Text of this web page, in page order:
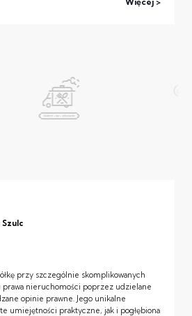
przy szczególnie skomplikowanych
prawa nieruchomości poprzez udzielane
opinie prawne. Jego unikalne
umiejętności praktyczne, jak i pogłębiona